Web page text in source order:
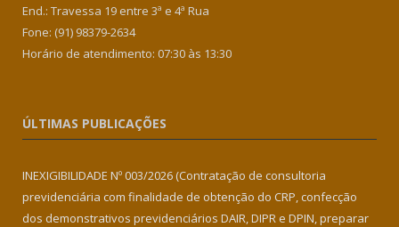
End.: Travessa 19 entre 3ª e 4ª Rua
Fone: (91) 98379-2634
Horário de atendimento: 07:30 às 13:30
ÚLTIMAS PUBLICAÇÕES
INEXIGIBILIDADE Nº 003/2026 (Contratação de consultoria
previdenciária com finalidade de obtenção do CRP, confecção
dos demonstrativos previdenciários DAIR, DIPR e DPIN, preparar